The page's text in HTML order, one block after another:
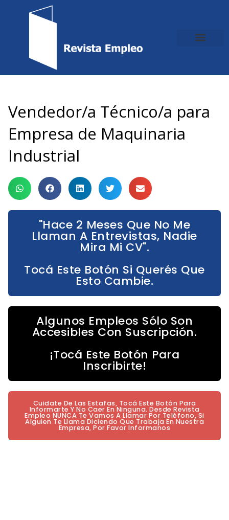
Vendedor/a Técnico/a para
Empresa de Maquinaria
Industrial
"Hace 2 Meses Que No Me
Llaman A Entrevistas, Nadie
Mira Mi CV".
Tocá Este Botón Si Querés Que
Esto Cambie.
Algunos Empleos Sólo Son
Accesibles Con Suscripción.
¡Tocá Este Botón Para
Inscribirte!
Cuidate De Las Estafas, Tocá Este Botón Para
Informarte Y No Caer En Ninguna. Desde Revista
Empleo NUNCA Te Vamos A Llamar Por Teléfono, Si
Alguien Te Llama Diciendo Que Trabaja En Nuestra
Empresa, Por Favor Informanos